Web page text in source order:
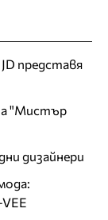
представя
"Мистър
дизайнери